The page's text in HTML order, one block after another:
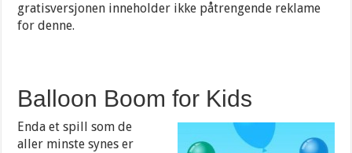
gratisversjonen inneholder ikke påtrengende reklame
for denne.
Balloon Boom for Kids
Enda et spill som de
aller minste synes er